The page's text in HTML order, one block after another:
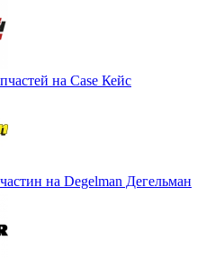
на Case Кейс
на Degelman Дегельман